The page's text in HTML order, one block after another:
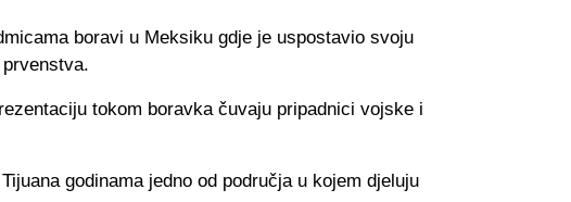
boravi u Meksiku gdje je uspostavio svoju
tokom boravka čuvaju pripadnici vojske i
godinama jedno od područja u kojem djeluju